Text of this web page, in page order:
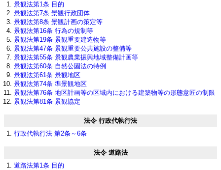
景観法第1条 目的
景観法第7条 景観行政団体
景観法第8条 景観計画の策定等
景観法第16条 行為の規制等
景観法第19条 景観重要建造物等
景観法第47条 景観重要公共施設の整備等
景観法第55条 景観農業振興地域整備計画等
景観法第60条 自然公園法の特例
景観法第61条 景観地区
景観法第74条 準景観地区
景観法第76条 地区計画等の区域内における建築物等の形態意匠の制限
景観法第81条 景観協定
法令 行政代執行法
行政代執行法 第2条～6条
法令 道路法
道路法第1条 目的